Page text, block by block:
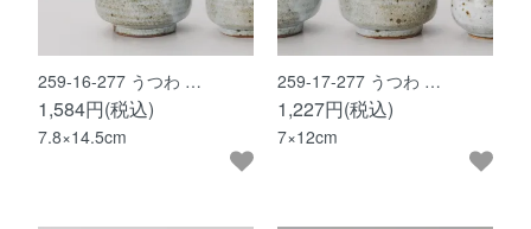
259-16-277 うつわ …
1,584円(税込)
7.8×14.5cm
259-17-277 うつわ …
1,227円(税込)
7×12cm